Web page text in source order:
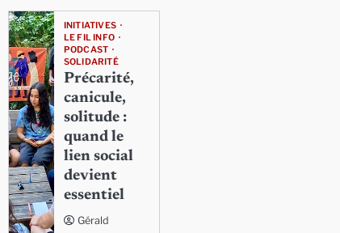
INITIATIVES
LE FIL INFO
PODCAST
SOLIDARITÉ
Précarité,
canicule,
solitude :
quand le
lien social
devient
essentiel
Gérald